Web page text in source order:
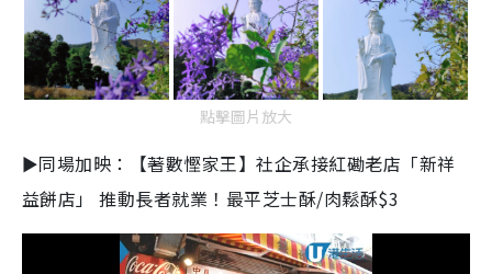
點擊圖片放大
►同場加映：【著數慳家王】社企承接紅磡老店「新祥
益餅店」 推動長者就業！最平芝士酥/肉鬆酥$3